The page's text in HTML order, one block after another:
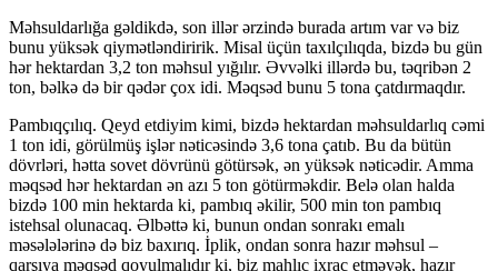
Məhsuldarlığa gəldikdə, son illər ərzində burada artım var və biz
bunu yüksək qiymətləndiririk. Misal üçün taxılçılıqda, bizdə bu gün
hər hektardan 3,2 ton məhsul yığılır. Əvvəlki illərdə bu, təqribən 2
ton, bəlkə də bir qədər çox idi. Məqsəd bunu 5 tona çatdırmaqdır.
Pambıqçılıq. Qeyd etdiyim kimi, bizdə hektardan məhsuldarlıq cəmi
1 ton idi, görülmüş işlər nəticəsində 3,6 tona çatıb. Bu da bütün
dövrləri, hətta sovet dövrünü götürsək, ən yüksək nəticədir. Amma
məqsəd hər hektardan ən azı 5 ton götürməkdir. Belə olan halda
bizdə 100 min hektarda ki, pambıq əkilir, 500 min ton pambıq
istehsal olunacaq. Əlbəttə ki, bunun ondan sonrakı emalı
məsələlərinə də biz baxırıq. İplik, ondan sonra hazır məhsul –
qarşıya məqsəd qoyulmalıdır ki, biz mahlıc ixrac etməyək, hazır